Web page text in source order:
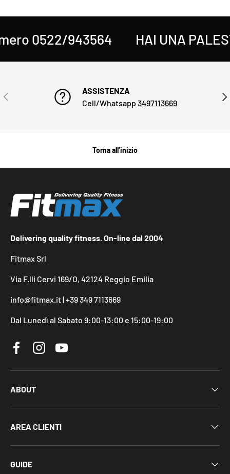
HAI UNA PALESTRA O UN
INDIETRO
ASSISTENZA
Cell/Whatsapp 3497113669
Torna all’inizio
Delivering quality fitness. On-line dal 2004
Fitmax Srl
Via F.lli Cervi 169/O, 42124 Reggio Emilia
info@fitmax.it | +39 349 7113669
Dal Lunedì al Sabato 9:00-13:00 e 15:00-19:00
FacebookInstagramYouTube
ABOUT
AREA CLIENTI
GUIDE